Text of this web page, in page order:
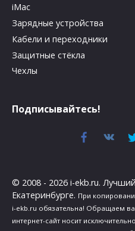
iMac
Зарядные устройства
Кабели и переходники
Защитные стёкла
Чехлы
Подписывайтесь!
© 2008 - 2026 i-ekb.ru.
Екатеринбурге. При
i-ekb.ru обязательна! Обращаем
интернет-сайт носит